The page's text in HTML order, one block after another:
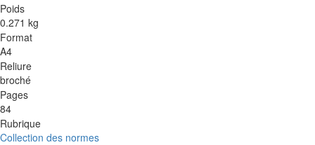
Poids
0.271 kg
Format
A4
Reliure
broché
Pages
84
Rubrique
Collection des normes